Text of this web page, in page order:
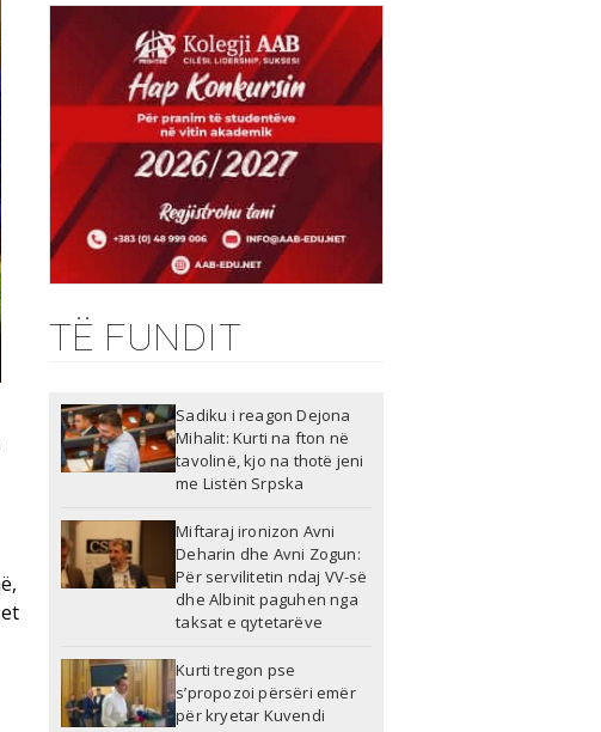
TË FUNDIT
Sadiku i reagon Dejona
Mihalit: Kurti na fton në
tavolinë, kjo na thotë jeni
me Listën Srpska
Miftaraj ironizon Avni
Deharin dhe Avni Zogun:
Për servilitetin ndaj VV-së
dhe Albinit paguhen nga
taksat e qytetarëve
Kurti tregon pse
s’propozoi përsëri emër
për kryetar Kuvendi